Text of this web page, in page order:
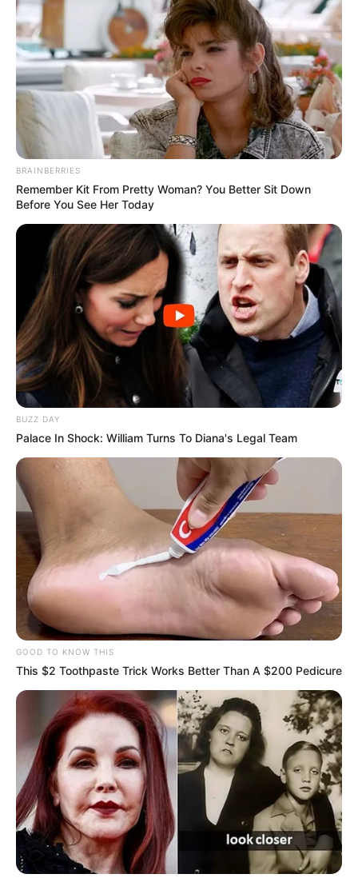
BRAINBERRIES
Remember Kit From Pretty Woman? You Better Sit Down
Before You See Her Today
BUZZ DAY
Palace In Shock: William Turns To Diana's Legal Team
GOOD TO KNOW THIS
This $2 Toothpaste Trick Works Better Than A $200 Pedicure